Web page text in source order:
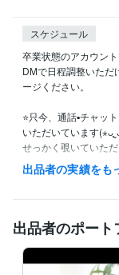
スケジュール
卒業状態のアカウン
DMで日程調整いただ
ージください。
⭐️只今、通話▪️チャッ
いただいています
せっかく覗いていた
※お問い合わせ・ご予
‎☘️*゜ポートフォリオ
いたもの)をご紹介さ
出品者の実績をも
出品者のポート